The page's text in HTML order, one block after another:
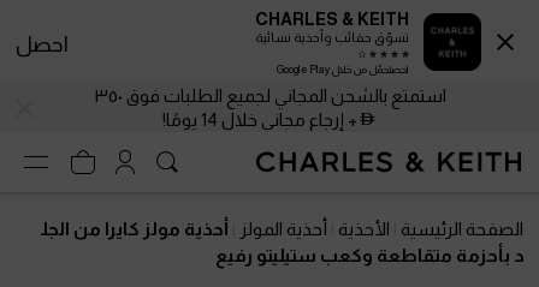
استمتع بالشحن المجاني لجميع الطلبات فوق ٣٥٠
+ إرجاع مجاني خلال 14 يومًا!
الصفحة الرئيسية الأحذية أحذية المولز
أحذية مولز كايرا من الجل
د بأحزمة متقاطعة وكعب ستيليتو رفيع
CHARLES & KEITH
تسوّق حقائب وأحذية نسائية
احصلحمّل من خلال Google Play
احصل